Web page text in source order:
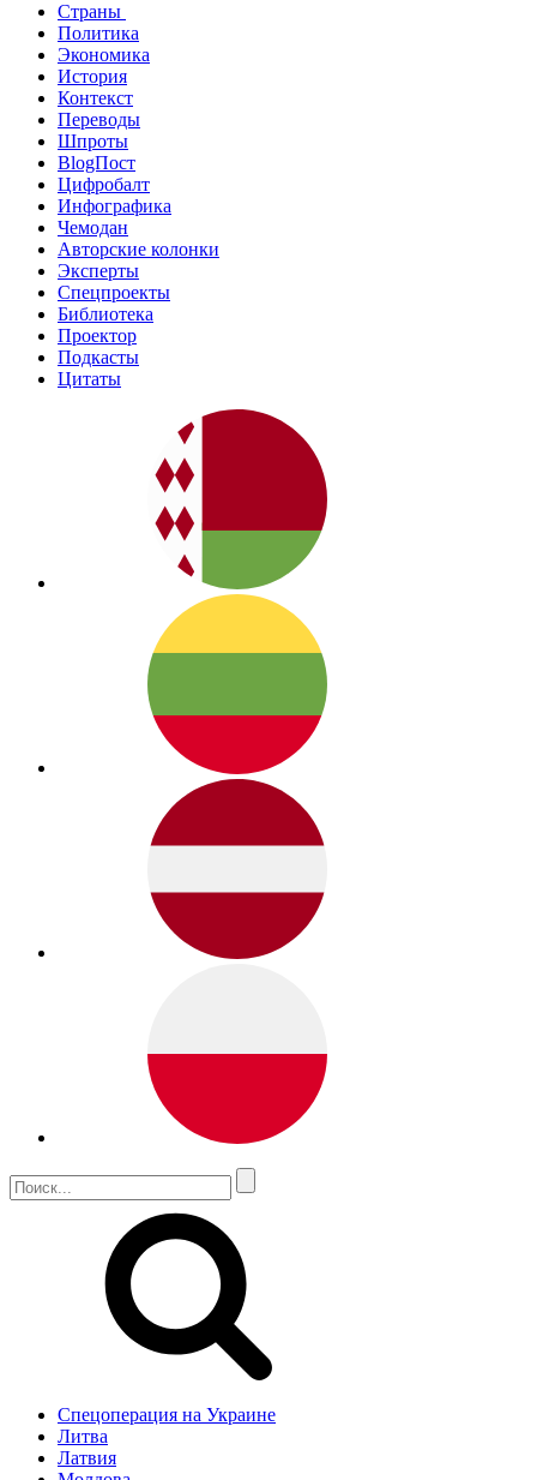
Страны
Политика
Экономика
История
Контекст
Переводы
Шпроты
BlogПост
Цифробалт
Инфографика
Чемодан
Авторские колонки
Эксперты
Спецпроекты
Библиотека
Проектор
Подкасты
Цитаты
Спецоперация на Украине
Литва
Латвия